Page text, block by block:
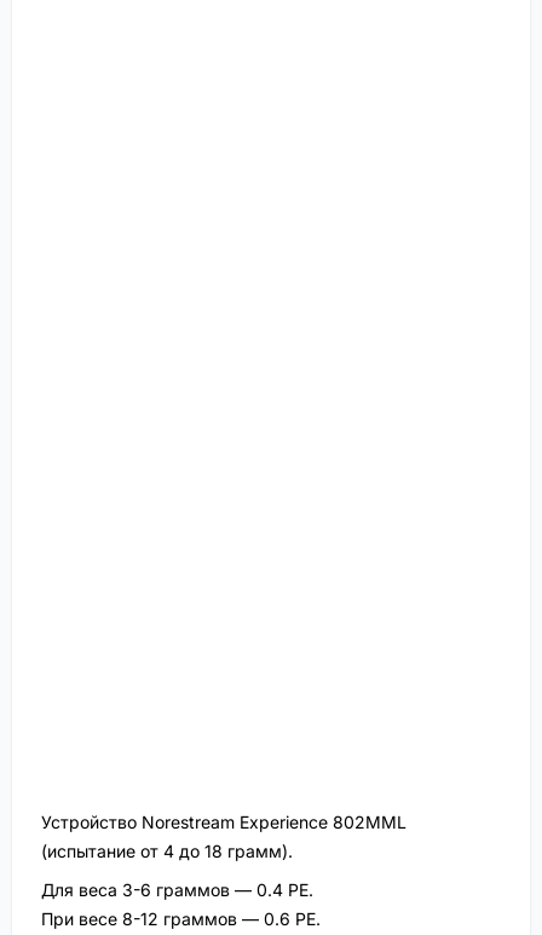
Устройство Norestream Experience 802MML
(испытание от 4 до 18 грамм).
Для веса 3-6 граммов — 0.4 PE.
При весе 8-12 граммов — 0.6 PE.